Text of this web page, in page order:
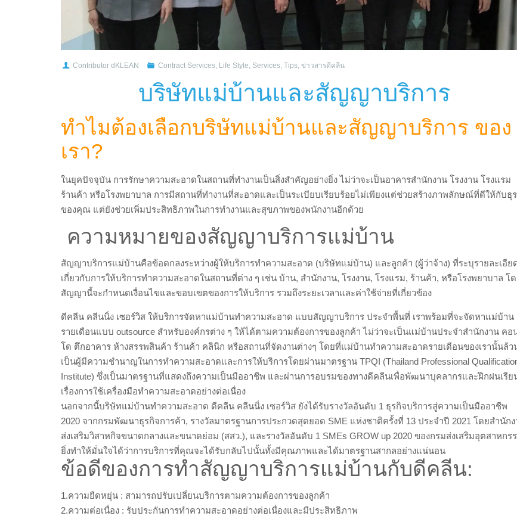
Contributor dKLEAN Contract Services, Life Style Services, Tips, ข่าวสารดีคลีน
บริษัทแม่บ้านและสัญญาบริการ
ทำไมต้องเลือกบริษัทแม่บ้านและสัญญาบริการ ของ
เรา?
ในยุคปัจจุบัน การรักษาความสะอาดในสถานที่ทำงานเป็นสิ่งสำคัญอย่างยิ่ง ไม่ว่าจะเป็นอาคารสำนักงาน โรงงาน โรงแรม
ร้านค้า หรือโรงพยาบาล การมีสถานที่ทำงานที่สะอาดและเป็นระเบียบเรียบร้อยไม่เพียงแต่ช่วยสร้างภาพลักษณ์ที่ดีให้กับธุ
ของคุณ แต่ยังช่วยเพิ่มประสิทธิภาพในการทำงานและสุขภาพของพนักงานอีกด้วย
ความหมายของสัญญาบริการแม่บ้าน
สัญญาบริการแม่บ้านคือข้อตกลงระหว่างผู้ให้บริการทำความสะอาด (บริษัทแม่บ้าน) และลูกค้า (ผู้ว่าจ้าง) ที่ระบุรายละเอีย
เกี่ยวกับการให้บริการทำความสะอาดในสถานที่ต่าง ๆ เช่น บ้าน, สำนักงาน, โรงงาน, โรงแรม, ร้านค้า, หรือโรงพยาบาล โ
สัญญานี้จะกำหนดเงื่อนไขและขอบเขตของการให้บริการ รวมถึงระยะเวลาและค่าใช้จ่ายที่เกี่ยวข้อง
ดีคลีน คลีนนิ่ง เซอร์วิส ให้บริการจัดหาแม่บ้านทำความสะอาด แบบสัญญาบริการ ประจำพื้นที่ เราพร้อมที่จะจัดหาแม่บ้าน
รายเดือนแบบ outsource สำหรับองค์กรต่าง ๆ ให้ได้ตามความต้องการของลูกค้า ไม่ว่าจะเป็นแม่บ้านประจำสำนักงาน คอ
โด ตึกอาคาร ห้างสรรพสินค้า ร้านค้า คลินิก หรือสถานที่จัดงานต่างๆ โดยที่แม่บ้านทำความสะอาดรายเดือนของเรานั้นล้ว
เป็นผู้มีความชำนาญในการทำความสะอาดและการให้บริการโดยผ่านมาตรฐาน TPQI (Thailand Professional
Institute) ซึ่งเป็นมาตรฐานที่แสดงถึงความเป็นมืออาชีพ และผ่านการอบรมของทางดีคลีนเพื่อพัฒนาบุคลากรและฝึกฝนเรีย
เรื่องการใช้เครื่องมือทำความสะอาดอย่างต่อเนื่อง
นอกจากนี้บริษัทแม่บ้านทำความสะอาด ดีคลีน คลีนนิ่ง เซอร์วิส ยังได้รับรางวัลอันดับ 1 ธุรกิจบริการสู่ความเป็นมืออาชีพ
2020 จากกรมพัฒนาธุรกิจการค้า, รางวัลมาตรฐานการประกวดสุดยอด SME แห่งชาติครั้งที่ 13 ประจำปี 2021 โดยสำนัก
ส่งเสริมวิสาหกิจขนาดกลางและขนาดย่อม (สสว.), และรางวัลอันดับ 1 SMEs GROW up 2020 ของกรมส่งเสริมอุตสาหกร
ยิ่งทำให้มั่นใจได้ว่าการบริการที่คุณจะได้รับกลับไปนั้นทั้งมีคุณภาพและได้มาตรฐานสากลอย่างแน่นอน
ข้อดีของการทำสัญญาบริการแม่บ้านกับดีคลีน:
1.ความยืดหยุ่น : สามารถปรับเปลี่ยนบริการตามความต้องการของลูกค้า
2.ความต่อเนื่อง : รับประกันการทำความสะอาดอย่างต่อเนื่องและมีประสิทธิภาพ